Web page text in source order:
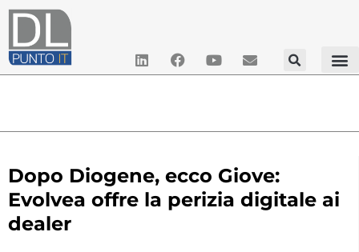
Dopo Diogene, ecco Giove:
Evolvea offre la perizia digitale ai
dealer